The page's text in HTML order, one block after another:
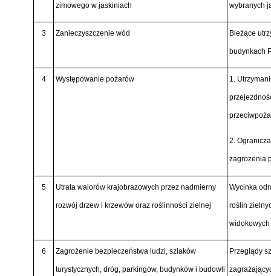
zimowego w jaskiniach wybranych
3 Zanieczyszczenie wód Bieżące
budynkach
4 Występowanie pożarów 1.
2.
zagrożenia
5 Utrata walorów krajobrazowych przez nadmierny
rozwój drzew i krzewów oraz roślinności zielnej
Wycinka
roślin
widokowych
6 Zagrożenie bezpieczeństwa ludzi, szlaków
turystycznych, dróg, parkingów, budynków i budowli
Przeglądy